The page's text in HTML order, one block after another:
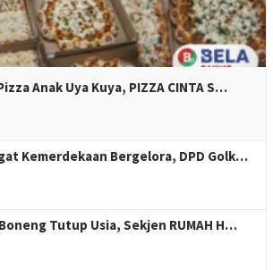
Anak Uya Kuya, PIZZA CINTA S…
Kemerdekaan Bergelora, DPD Golk…
Tutup Usia, Sekjen RUMAH H…